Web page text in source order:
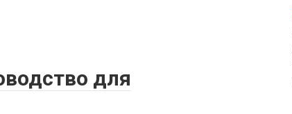
для